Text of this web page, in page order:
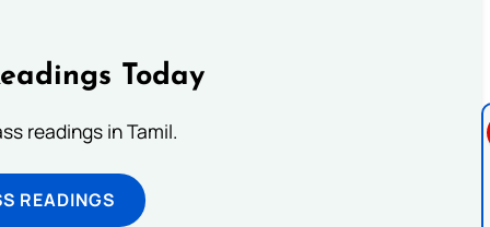
Today
readings in Tamil.
READINGS